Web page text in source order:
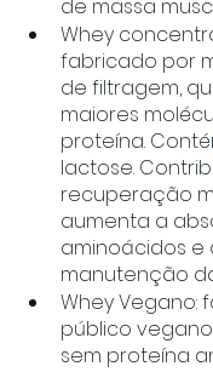
de massa
Whey
fabricado por
de filtragem,
maiores
proteína.
lactose.
recuperação
aumenta a
aminoácidos e
manutenção
Whey Vegano:
público
sem proteína